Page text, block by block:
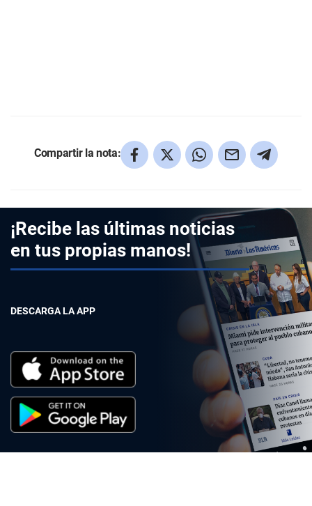
Compartir la nota:
¡Recibe las últimas noticias
en tus propias manos!
DESCARGA LA APP